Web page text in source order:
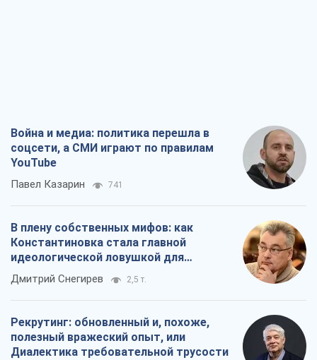
Война и медиа: политика перешла в
соцсети, а СМИ играют по правилам
YouTube
Павел Казарин 741
В плену собственных мифов: как
Константиновка стала главной
идеологической ловушкой для
российских оккупантов
Дмитрий Снегирев 2,5 т.
Рекрутинг: обновленный и, похоже,
полезный вражеский опыт, или
Диалектика требовательной трусости